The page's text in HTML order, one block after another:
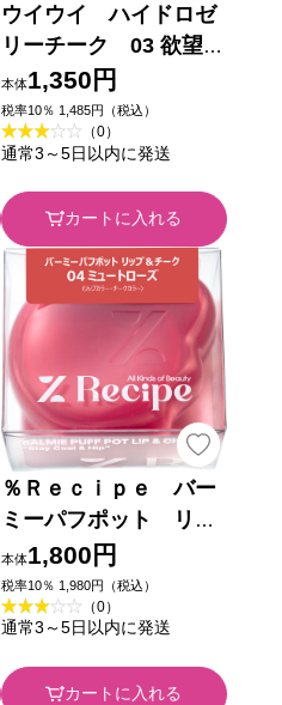
ウイウイ ハイドロゼ
リーチーク 03 欲望モ
ーヴ ＿ ｂ＆ｗ
本体1,350円
税率10％ 1,485円（税込）
（0）
通常3～5日以内に発送
カートに入れる
％Ｒｅｃｉｐｅ バー
ミーパフポット リッ
プ＆チーク ０４ ＿
ｂ＆ｗ
本体1,800円
税率10％ 1,980円（税込）
（0）
通常3～5日以内に発送
カートに入れる